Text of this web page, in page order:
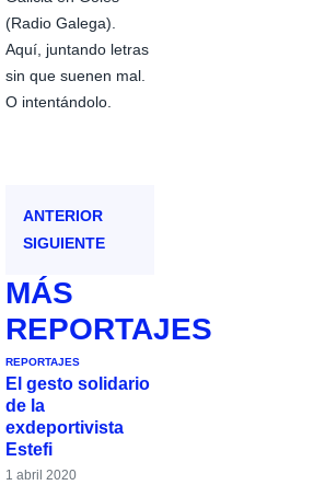
(Radio Galega).
Aquí, juntando letras
sin que suenen mal.
O intentándolo.
ANTERIOR
SIGUIENTE
MÁS
REPORTAJES
REPORTAJES
El gesto solidario
de la
exdeportivista
Estefi
1 abril 2020